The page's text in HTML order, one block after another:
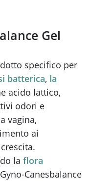
Gel
specifico per
batterica, la
acido lattico,
odori e
vagina,
ai
la flora
Canesbalance